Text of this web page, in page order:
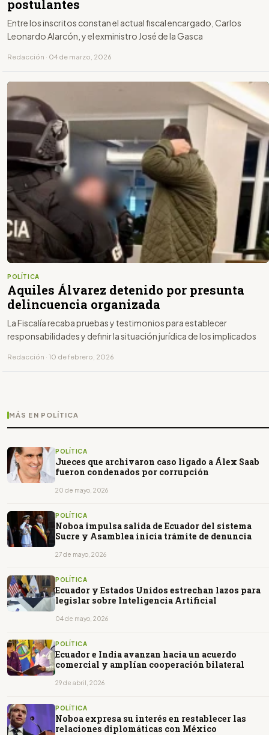
postulantes
Entre los inscritos constan el actual fiscal encargado, Carlos
Leonardo Alarcón, y el exministro José de la Gasca
Redacción · 04 de marzo, 2026
POLÍTICA
Aquiles Álvarez detenido por presunta
delincuencia organizada
La Fiscalía recaba pruebas y testimonios para establecer
responsabilidades y definir la situación jurídica de los implicados
Redacción · 10 de febrero, 2026
MÁS EN POLÍTICA
POLÍTICA
Jueces que archivaron caso ligado a Álex Saab
fueron condenados por corrupción
20 de mayo, 2026
POLÍTICA
Noboa impulsa salida de Ecuador del sistema
Sucre y Asamblea inicia trámite de denuncia
27 de mayo, 2026
POLÍTICA
Ecuador y Estados Unidos estrechan lazos para
legislar sobre Inteligencia Artificial
04 de mayo, 2026
POLÍTICA
Ecuador e India avanzan hacia un acuerdo
comercial y amplían cooperación bilateral
29 de abril, 2026
POLÍTICA
Noboa expresa su interés en restablecer las
relaciones diplomáticas con México